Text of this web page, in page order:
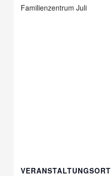
Familienzentrum Juli
VERANSTALTUNGSORT